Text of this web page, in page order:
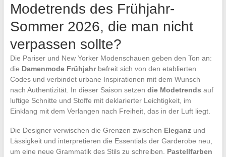
Modetrends des Frühjahr-
Sommer 2026, die man nicht
verpassen sollte?
Die Pariser und New Yorker Modenschauen geben den Ton an:
die Damenmode Frühjahrbefreit sich von den etablierten
Codes und verbindet urbane Inspirationen mit dem Wunsch
nach Authentizität. In dieser Saison setzen die Modetrends auf
luftige Schnitte und Stoffe mit deklarierter Leichtigkeit, im
Einklang mit dem Verlangen nach Freiheit, das in der Luft liegt.
Die Designer verwischen die Grenzen zwischen Eleganzund
Lässigkeit und interpretieren die Essentials der Garderobe neu,
um eine neue Grammatik des Stils zu schreiben. Pastellfarben